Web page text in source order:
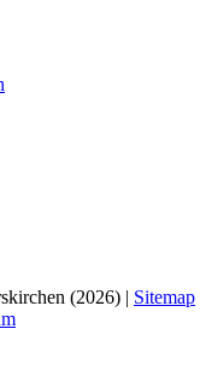
(2026) | Sitemap